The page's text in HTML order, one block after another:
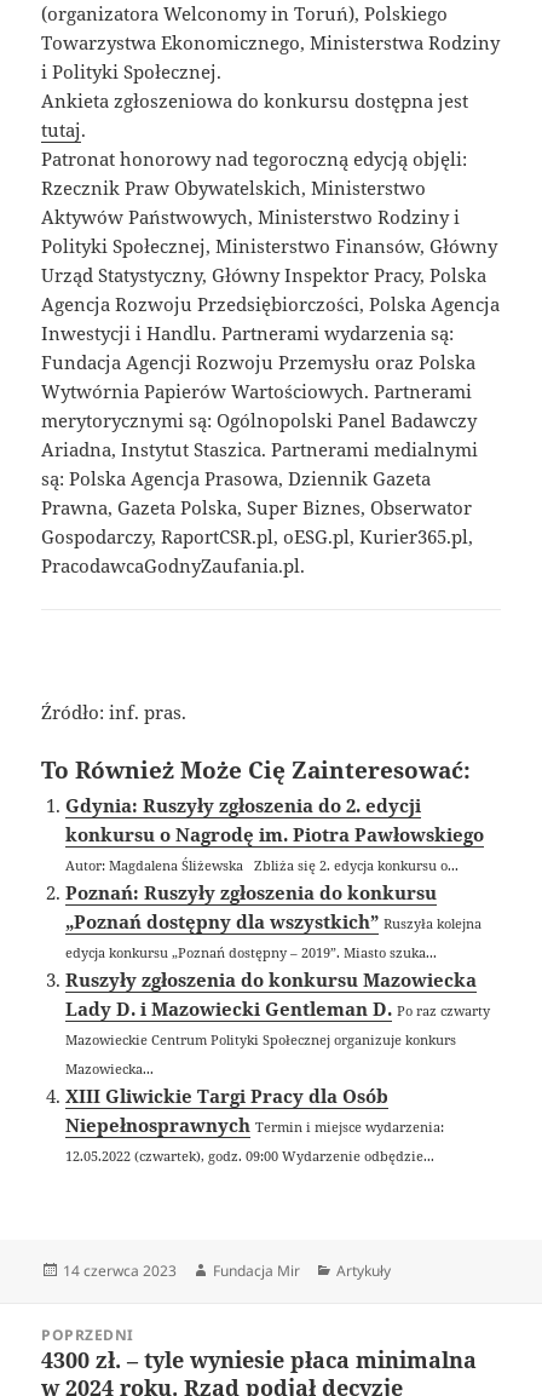
(organizatora Welconomy in Toruń), Polskiego
Towarzystwa Ekonomicznego, Ministerstwa Rodziny
i Polityki Społecznej.
Ankieta zgłoszeniowa do konkursu dostępna jest
tutaj.
Patronat honorowy nad tegoroczną edycją objęli:
Rzecznik Praw Obywatelskich, Ministerstwo
Aktywów Państwowych, Ministerstwo Rodziny i
Polityki Społecznej, Ministerstwo Finansów, Główny
Urząd Statystyczny, Główny Inspektor Pracy, Polska
Agencja Rozwoju Przedsiębiorczości, Polska Agencja
Inwestycji i Handlu. Partnerami wydarzenia są:
Fundacja Agencji Rozwoju Przemysłu oraz Polska
Wytwórnia Papierów Wartościowych. Partnerami
merytorycznymi są: Ogólnopolski Panel Badawczy
Ariadna, Instytut Staszica. Partnerami medialnymi
są: Polska Agencja Prasowa, Dziennik Gazeta
Prawna, Gazeta Polska, Super Biznes, Obserwator
Gospodarczy, RaportCSR.pl, oESG.pl, Kurier365.pl,
PracodawcaGodnyZaufania.pl.
Źródło: inf. pras.
To Również Może Cię Zainteresować:
Gdynia: Ruszyły zgłoszenia do 2. edycji
konkursu o Nagrodę im. Piotra Pawłowskiego
Autor: Magdalena Śliżewska Zbliża się 2. edycja konkursu o...
Poznań: Ruszyły zgłoszenia do konkursu
„Poznań dostępny dla wszystkich” Ruszyła kolejna
edycja konkursu „Poznań dostępny – 2019”. Miasto szuka...
Ruszyły zgłoszenia do konkursu Mazowiecka
Lady D. i Mazowiecki Gentleman D. Po raz czwarty
Mazowieckie Centrum Polityki Społecznej organizuje konkurs
Mazowiecka...
XIII Gliwickie Targi Pracy dla Osób
Niepełnosprawnych Termin i miejsce wydarzenia:
12.05.2022 (czwartek), godz. 09:00 Wydarzenie odbędzie...
Data
14 czerwca 2023 Autor
Fundacja Mir Kategorie
Artykuły
wpisuPOPRZEDNI
Poprzedni
wpis:
4300 zł. – tyle wyniesie płaca minimalna
w 2024 roku. Rząd podjął decyzję